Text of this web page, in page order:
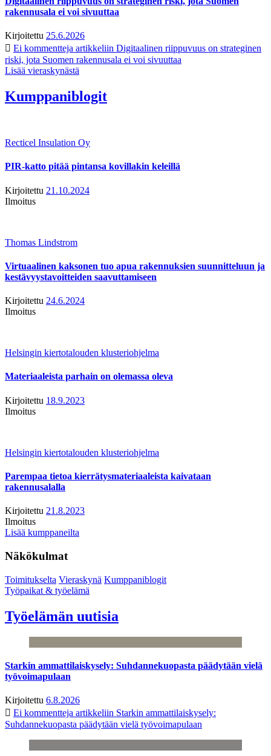
rakennusala ei voi sivuuttaa
Kirjoitettu 25.6.2026
Ei kommentteja artikkeliin Digitaalinen riippuvuus on strateginen
riski, jota Suomen rakennusala ei voi sivuuttaa
Lisää vieraskynästä
Kumppaniblogit
Recticel Insulation Oy
PIR-katto pitää pintansa kovillakin keleillä
Kirjoitettu 21.10.2024
Ilmoitus
Thomas Lindstrom
Virtuaalinen kaksonen tuo apua rakennuksien suunnitteluun ja
kestävyystavoitteiden saavuttamiseen
Kirjoitettu 24.6.2024
Ilmoitus
Helsingin kiertotalouden klusteriohjelma
Materiaaleista parhain on olemassa oleva
Kirjoitettu 18.9.2023
Ilmoitus
Helsingin kiertotalouden klusteriohjelma
Parempaa tietoa kierrätysmateriaaleista kaivataan
rakennusalalla
Kirjoitettu 21.8.2023
Ilmoitus
Lisää kumppaneilta
Näkökulmat
Toimitukselta Vieraskynä Kumppaniblogit
Työpaikat & työelämä
Työelämän uutisia
Starkin ammattilaiskysely: Suhdannekuopasta päädytään vielä
työvoimapulaan
Kirjoitettu 6.8.2026
Ei kommentteja artikkeliin Starkin ammattilaiskysely:
Suhdannekuopasta päädytään vielä työvoimapulaan